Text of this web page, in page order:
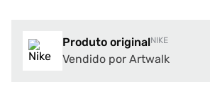
Produto originalNIKE
Vendido por Artwalk